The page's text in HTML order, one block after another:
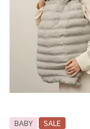
BABY SALE